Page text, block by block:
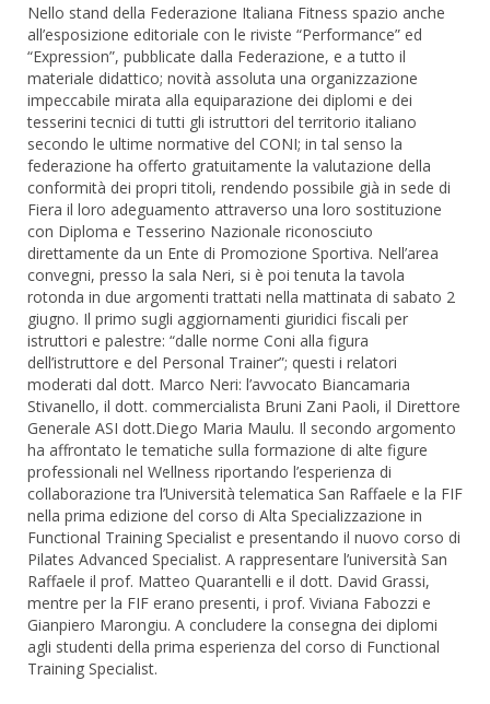
Nello stand della Federazione Italiana Fitness spazio anche
all’esposizione editoriale con le riviste “Performance” ed
“Expression”, pubblicate dalla Federazione, e a tutto il
materiale didattico; novità assoluta una organizzazione
impeccabile mirata alla equiparazione dei diplomi e dei
tesserini tecnici di tutti gli istruttori del territorio italiano
secondo le ultime normative del CONI; in tal senso la
federazione ha offerto gratuitamente la valutazione della
conformità dei propri titoli, rendendo possibile già in sede di
Fiera il loro adeguamento attraverso una loro sostituzione
con Diploma e Tesserino Nazionale riconosciuto
direttamente da un Ente di Promozione Sportiva. Nell’area
convegni, presso la sala Neri, si è poi tenuta la tavola
rotonda in due argomenti trattati nella mattinata di sabato 2
giugno. Il primo sugli aggiornamenti giuridici fiscali per
istruttori e palestre: “dalle norme Coni alla figura
dell’istruttore e del Personal Trainer”; questi i relatori
moderati dal dott. Marco Neri: l’avvocato Biancamaria
Stivanello, il dott. commercialista Bruni Zani Paoli, il Direttore
Generale ASI dott.Diego Maria Maulu. Il secondo argomento
ha affrontato le tematiche sulla formazione di alte figure
professionali nel Wellness riportando l’esperienza di
collaborazione tra l’Università telematica San Raffaele e la FIF
nella prima edizione del corso di Alta Specializzazione in
Functional Training Specialist e presentando il nuovo corso di
Pilates Advanced Specialist. A rappresentare l’università San
Raffaele il prof. Matteo Quarantelli e il dott. David Grassi,
mentre per la FIF erano presenti, i prof. Viviana Fabozzi e
Gianpiero Marongiu. A concludere la consegna dei diplomi
agli studenti della prima esperienza del corso di Functional
Training Specialist.